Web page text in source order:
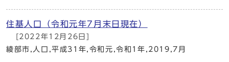
住基人口（令和元年7月末日現在）
[2022年12月26日]
綾部市,人口,平成31年,令和元,令和1年,2019,7月